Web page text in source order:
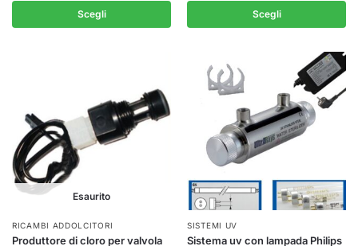
Scegli Scegli
Esaurito
RICAMBI ADDOLCITORI
Produttore di cloro per valvola
SISTEMI UV
Sistema uv con lampada Philips